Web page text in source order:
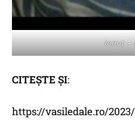
Ionuț –
CITEȘTE ȘI:
https://vasiledale.ro/